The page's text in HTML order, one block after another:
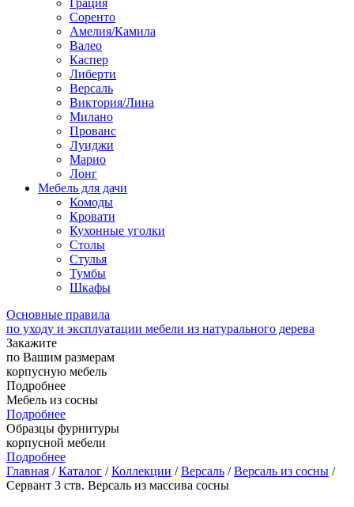
Грация
Соренто
Амелия/Камила
Валео
Каспер
Либерти
Версаль
Виктория/Лина
Милано
Прованс
Луиджи
Марио
Лонг
Мебель для дачи
Комоды
Кровати
Кухонные уголки
Столы
Стулья
Тумбы
Шкафы
Основные правила
по уходу и эксплуатации мебели из натурального дерева
Закажите
по Вашим размерам
корпусную мебель
Подробнее
Мебель из сосны
Подробнее
Образцы фурнитуры
корпусной мебели
Подробнее
Главная /Каталог /Коллекции /Версаль /Версаль из сосны /
Сервант 3 ств. Версаль из массива сосны